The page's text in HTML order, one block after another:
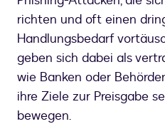
richten und oft einen
Handlungsbedarf
geben sich dabei als
wie Banken oder
ihre Ziele zur Preisgabe
bewegen.